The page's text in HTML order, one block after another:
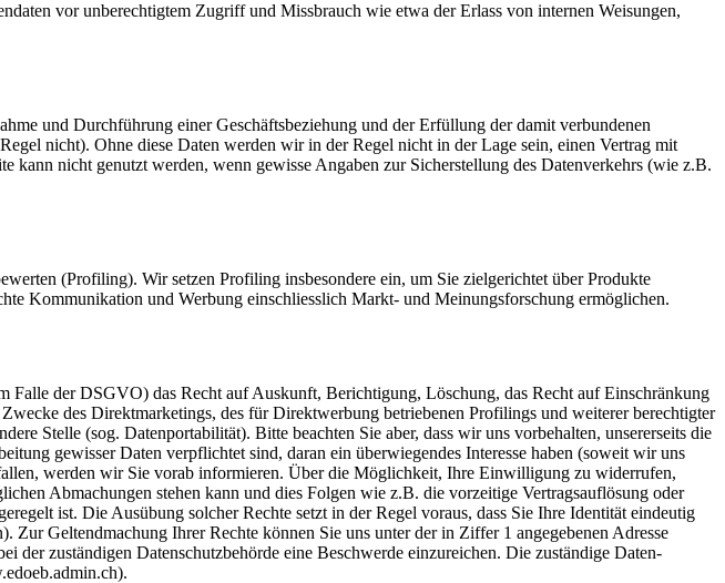
vor unberechtigtem Zugriff und Missbrauch wie etwa der Erlass von internen Weisungen,
und Durchführung einer Geschäftsbeziehung und der Erfüllung der damit verbundenen
nicht). Ohne diese Daten werden wir in der Regel nicht in der Lage sein, einen Vertrag mit
kann nicht genutzt werden, wenn gewisse Angaben zur Sicherstellung des Datenverkehrs (wie z.B.
(Profiling). Wir setzen Profiling insbesondere ein, um Sie zielgerichtet über Produkte
Kommunikation und Werbung einschliesslich Markt- und Meinungsforschung ermöglichen.
Falle der DSGVO) das Recht auf Auskunft, Berichtigung, Löschung, das Recht auf Einschränkung
des Direktmarketings, des für Direktwerbung betriebenen Profilings und weiterer berechtigter
Stelle (sog. Datenportabilität). Bitte beachten Sie aber, dass wir uns vorbehalten, unsererseits die
gewisser Daten verpflichtet sind, daran ein überwiegendes Interesse haben (soweit wir uns
werden wir Sie vorab informieren. Über die Möglichkeit, Ihre Einwilligung zu widerrufen,
Abmachungen stehen kann und dies Folgen wie z.B. die vorzeitige Vertragsauflösung oder
ist. Die Ausübung solcher Rechte setzt in der Regel voraus, dass Sie Ihre Identität eindeutig
Geltendmachung Ihrer Rechte können Sie uns unter der in Ziffer 1 angegebenen Adresse
der zuständigen Datenschutzbehörde eine Beschwerde einzureichen. Die zuständige Daten-